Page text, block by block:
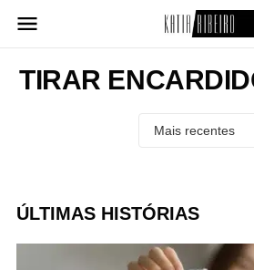
para
conteúdo
TIRAR
ÚLTIMAS HISTÓRIAS